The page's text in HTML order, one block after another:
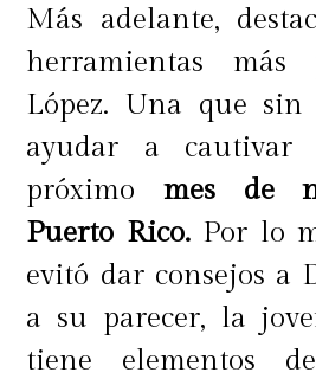
Más adelante,
herramientas más
López. Una que
ayudar a
próximo mes de
Puerto Rico.Por lo
evitó dar consejos a
a su parecer, la
tiene elementos